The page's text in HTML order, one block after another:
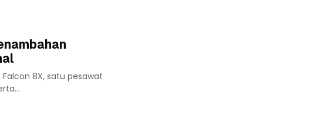
Falcon 8X, satu pesawat